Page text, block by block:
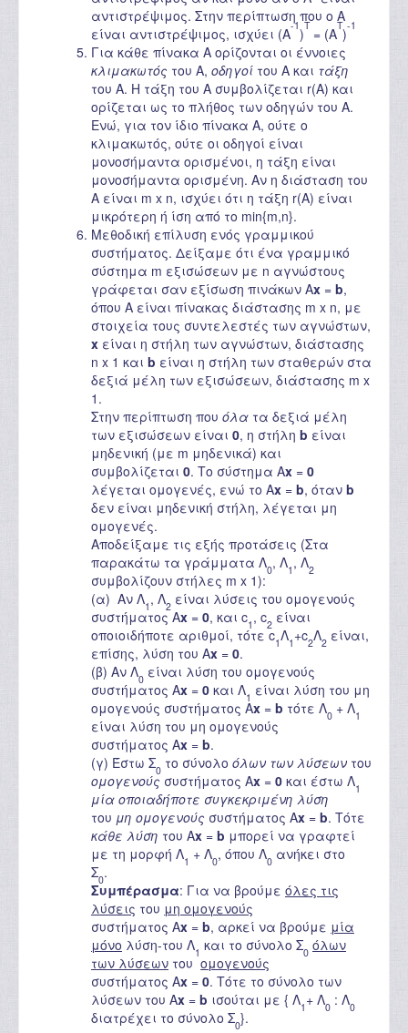
αντιστρέψιμος. Στην περίπτωση που ο A
είναι αντιστρέψιμος, ισχύει (A-1)T = (AT)-1
Για κάθε πίνακα A ορίζονται οι έννοιες
κλιμακωτός του A, oδηγοί του A και τάξη
του A. Η τάξη του A συμβολίζεται r(A) και
ορίζεται ως το πλήθος των οδηγών του A.
Ενώ, για τον ίδιο πίνακα A, ούτε ο
κλιμακωτός, ούτε οι οδηγοί είναι
μονοσήμαντα ορισμένοι, η τάξη είναι
μονοσήμαντα ορισμένη. Αν η διάσταση του
A είναι m x n, ισχύει ότι η τάξη r(A) είναι
μικρότερη ή ίση από το min{m,n}.
Μεθοδική επίλυση ενός γραμμικού
συστήματος. Δείξαμε ότι ένα γραμμικό
σύστημα m εξισώσεων με n αγνώστους
γράφεται σαν εξίσωση πινάκων Ax = b,
όπου A είναι πίνακας διάστασης m x n, με
στοιχεία τους συντελεστές των αγνώστων,
x είναι η στήλη των αγνώστων, διάστασης
n x 1 και b είναι η στήλη των σταθερών στα
δεξιά μέλη των εξισώσεων, διάστασης m x
1.
Στην περίπτωση που όλα τα δεξιά μέλη
των εξισώσεων είναι 0, η στήλη b είναι
μηδενική (με m μηδενικά) και
συμβολίζεται 0. Το σύστημα Ax = 0
λέγεται ομογενές, ενώ το Ax = b, όταν b
δεν είναι μηδενική στήλη, λέγεται μη
ομογενές.
Αποδείξαμε τις εξής προτάσεις (Στα
παρακάτω τα γράμματα Λ0, Λ1 , Λ2
συμβολίζουν στήλες m x 1):
(α) Αν Λ1 , Λ2 είναι λύσεις του ομογενούς
συστήματος Ax = 0, και c1 , c2 είναι
οποιοιδήποτε αριθμοί, τότε c1Λ1 +c2Λ2 είναι,
επίσης, λύση του Ax = 0.
(β) Αν Λ0 είναι λύση του ομογενούς
συστήματος Ax = 0 και Λ1 είναι λύση του μη
ομογενούς συστήματος Ax = b τότε Λ0 + Λ1
είναι λύση του μη ομογενούς
συστήματος Ax = b.
(γ) Έστω Σ0 το σύνολο όλων των λύσεων του
ομογενούς συστήματος Ax = 0 και έστω Λ1
μία οποιαδήποτε συγκεκριμένη λύση
του μη ομογενούς συστήματος Ax = b. Τότε
κάθε λύση του Ax = b μπορεί να γραφτεί
με τη μορφή Λ1 + Λ0, όπου Λ0 ανήκει στο
Σ0.
Συμπέρασμα: Για να βρούμε όλες τις
λύσεις του μη ομογενούς
συστήματος Ax = b, αρκεί να βρούμε μία
μόνο λύση-του Λ1 και το σύνολο Σ0 όλων
των λύσεων του ομογενούς
συστήματος Ax = 0. Τότε το σύνολο των
λύσεων του Ax = b ισούται με { Λ1 + Λ0 : Λ0
διατρέχει το σύνολο Σ0}.